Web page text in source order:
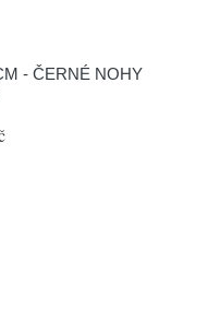
- ČERNÉ NOHY